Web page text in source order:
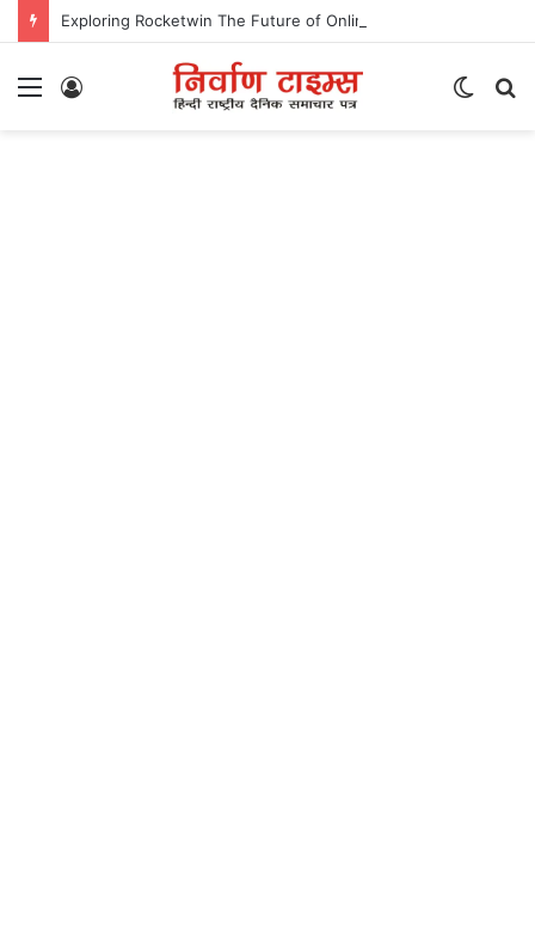
Exploring Rocketwin The Future of Online Gaming
Menu
Switch